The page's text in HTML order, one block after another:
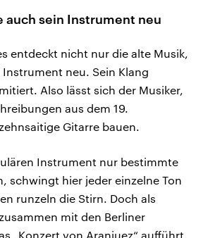
auch sein Instrument neu
entdeckt nicht nur die alte Musik,
neu. Sein Klang
Also lässt sich der Musiker,
aus dem 19.
Gitarre bauen.
Instrument nur bestimmte
schwingt hier jeder einzelne Ton
runzeln die Stirn. Doch als
mit den Berliner
„Konzert von Aranjuez“ aufführt,